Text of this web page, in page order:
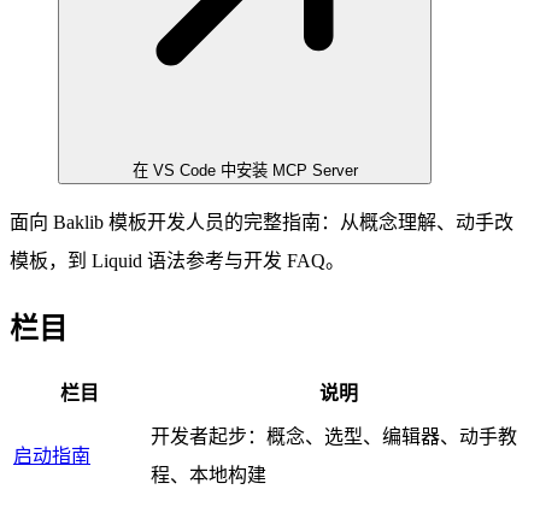
在 VS Code 中安装 MCP Server
面向 Baklib 模板开发人员的完整指南：从概念理解、动手改
模板，到 Liquid 语法参考与开发 FAQ。
栏目
栏目 说明
启动指南
开发者起步：概念、选型、编辑器、动手教
程、本地构建